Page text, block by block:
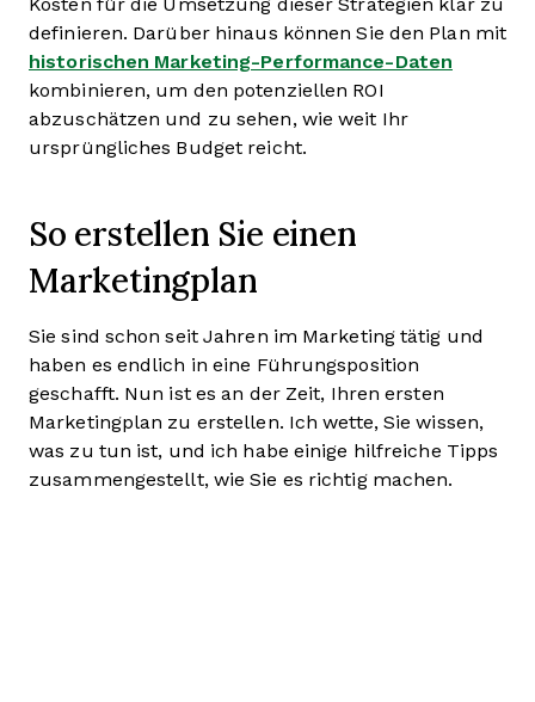
Kosten für die Umsetzung dieser Strategien klar zu
definieren. Darüber hinaus können Sie den Plan mit
historischen Marketing-Performance-Daten
kombinieren, um den potenziellen ROI
abzuschätzen und zu sehen, wie weit Ihr
ursprüngliches Budget reicht.
So erstellen Sie einen
Marketingplan
Sie sind schon seit Jahren im Marketing tätig und
haben es endlich in eine Führungsposition
geschafft. Nun ist es an der Zeit, Ihren ersten
Marketingplan zu erstellen. Ich wette, Sie wissen,
was zu tun ist, und ich habe einige hilfreiche Tipps
zusammengestellt, wie Sie es richtig machen.